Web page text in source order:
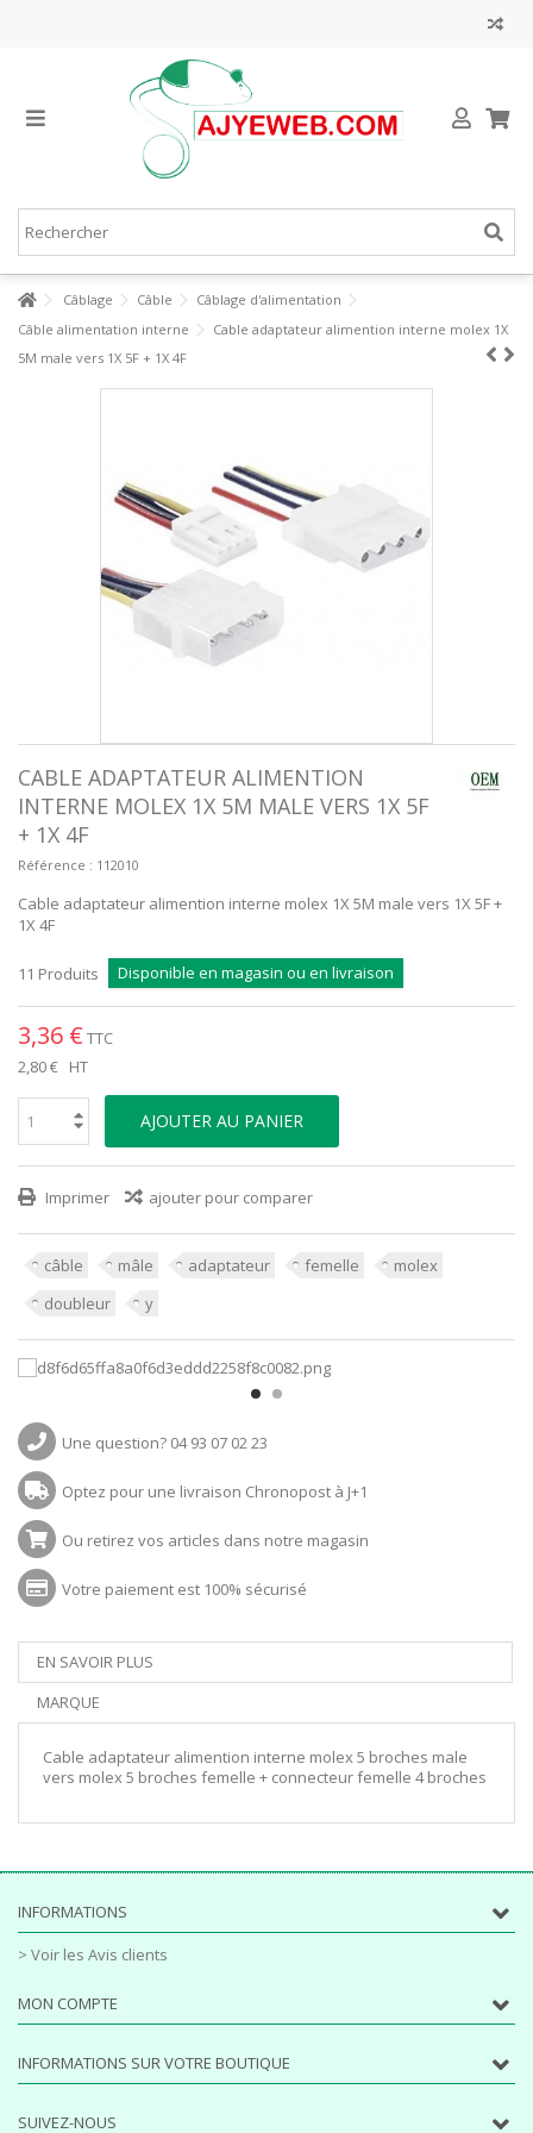
Câblage Câble
Câblage d'alimentation
Câble alimentation interne
Cable adaptateur alimention interne molex 1X
5M male vers 1X 5F + 1X 4F
CABLE ADAPTATEUR ALIMENTION
INTERNE MOLEX 1X 5M MALE VERS 1X 5F
+ 1X 4F
Référence : 112010
Cable adaptateur alimention interne molex 1X 5M male vers 1X 5F +
1X 4F
11 Produits Disponible en magasin ou en livraison
3,36 € TTC
2,80 € HT
AJOUTER AU PANIER
Imprimer ajouter pour comparer
câble mâle adaptateur femelle
molex
doubleur
y
Une question? 04 93 07 02 23
Optez pour une livraison Chronopost à J+1
Ou retirez vos articles dans notre magasin
Votre paiement est 100% sécurisé
EN SAVOIR PLUS
MARQUE
Cable adaptateur alimention interne molex 5 broches male
vers molex 5 broches femelle + connecteur femelle 4 broches
INFORMATIONS
> Voir les Avis clients
MON COMPTE
INFORMATIONS SUR VOTRE BOUTIQUE
SUIVEZ-NOUS